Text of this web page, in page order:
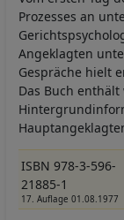
Prozesses an
Angeklagten
Gespräche hielt
Das Buch
ISBN 978-3-596-
21885-1
17. Auflage 01.08.1977